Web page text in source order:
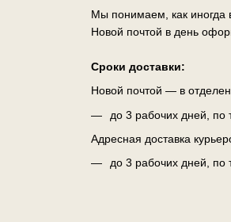
Мы понимаем, как иногда
Новой почтой в день
Сроки доставки:
Новой почтой — в
до 3 рабочих дней, по
Адресная доставка
до 3 рабочих дней, по